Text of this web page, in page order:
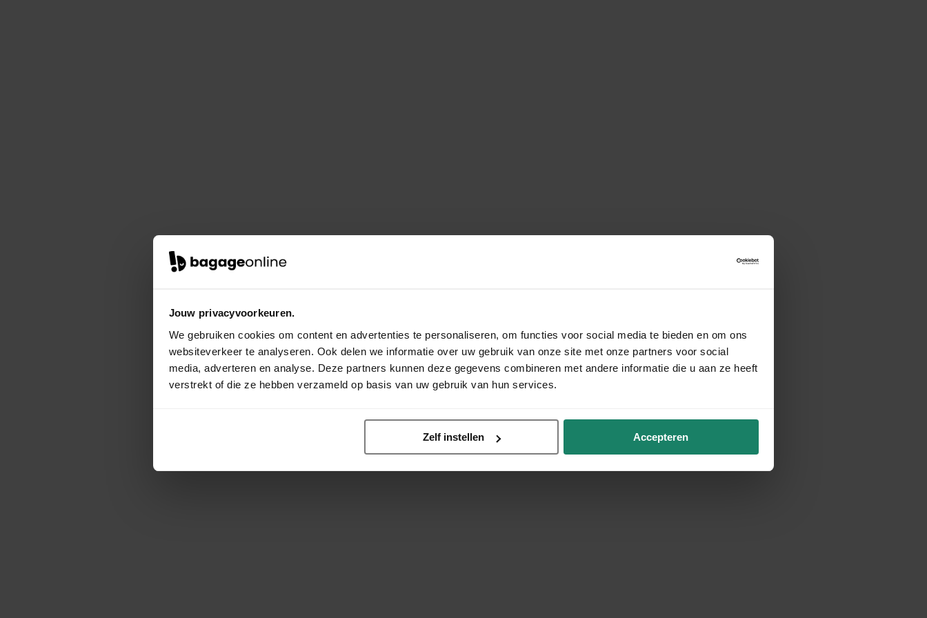
Jouw privacyvoorkeuren.
We gebruiken cookies om content en advertenties te personaliseren, om functies voor social media te bieden en om ons
websiteverkeer te analyseren. Ook delen we informatie over uw gebruik van onze site met onze partners voor social
media, adverteren en analyse. Deze partners kunnen deze gegevens combineren met andere informatie die u aan ze heeft
verstrekt of die ze hebben verzameld op basis van uw gebruik van hun services.
Zelf instellen Accepteren